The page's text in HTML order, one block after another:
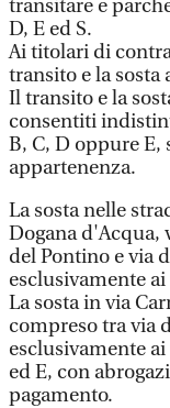
transitare e
D, E ed S.
Ai titolari di
transito e la sosta
Il transito e la
consentiti
B, C, D oppure
appartenenza.
La sosta nelle
Dogana d'Acqua,
del Pontino e via
esclusivamente
La sosta in via
compreso tra via
esclusivamente
ed E, con
pagamento.